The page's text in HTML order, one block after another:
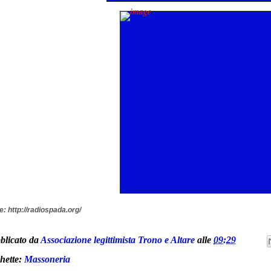
http://radiospada.org/
daAssociazione legittimista Trono e Altare alle 09:29
Massoneria